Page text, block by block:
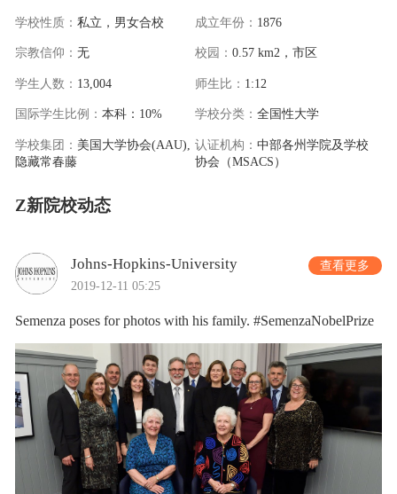
学校性质： 私立，男女合校 成立年份： 1876
宗教信仰： 无 校园： 0.57 km2，市区
学生人数： 13,004 师生比： 1:12
国际学生比例： 本科：10% 学校分类： 全国性大学
学校集团： 美国大学协会(AAU),
隐藏常春藤
认证机构： 中部各州学院及学校
协会（MSACS）
Z新院校动态
Johns-Hopkins-University
2019-12-11 05:25
Semenza poses for photos with his family. #SemenzaNobelPrize
查看更多